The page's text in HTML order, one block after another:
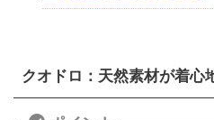
クオドロ：天然素材が着心